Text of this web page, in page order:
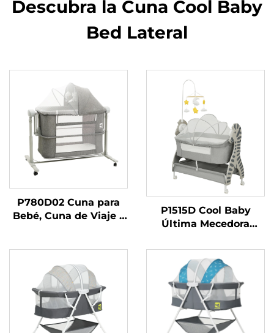
Descubra la Cuna Cool Baby
Bed Lateral
P780D02 Cuna para
Bebé, Cuna de Viaje 3
Cuna para Bebé
P1515D Cool Baby
Última Mecedora
Estampado de Cebra
Lindo para Bebé